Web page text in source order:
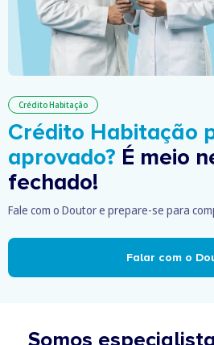
Crédito Habitação
Crédito Habitação
aprovado? É meio
fechado!
Fale com o Doutor e prepare-se para
Falar com o